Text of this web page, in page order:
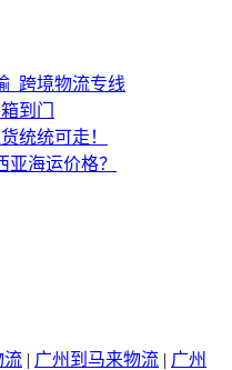
_跨境物流专线
到门
统统可走！
亚海运价格？
流 | 广州到马来物流 | 广州